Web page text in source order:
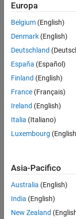
Europa
Belgium (English)
Denmark (English)
Deutschland
España (Español)
Finland (English)
France (Français)
Ireland (English)
Italia (Italiano)
Luxembourg
Asia-Pacifico
Australia (English)
India (English)
New Zealand
Centro di fiducia
Antipirateria
© 1994-2026 The